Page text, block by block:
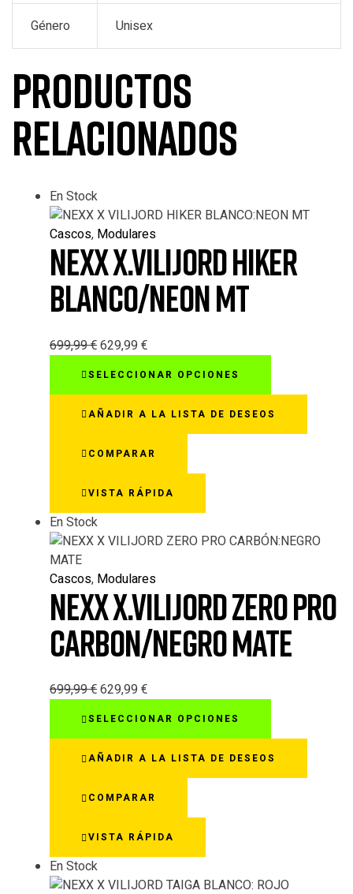
Género Unisex
Productos
relacionados
En Stock
Cascos, Modulares
NEXX X.VILIJORD HIKER
BLANCO/NEON MT
699,99€629,99 €
SELECCIONAR OPCIONES
múltiples
variantes.
elegir
página
de
producto
AÑADIR A LA LISTA DE DESEOS
COMPARAR
VISTA RÁPIDA
En Stock
Cascos, Modulares
NEXX X.VILIJORD ZERO PRO
CARBON/NEGRO MATE
699,99€629,99 €
SELECCIONAR OPCIONES
múltiples
variantes.
elegir
AÑADIR A LA LISTA DE DESEOS
COMPARAR
VISTA RÁPIDA
En Stock